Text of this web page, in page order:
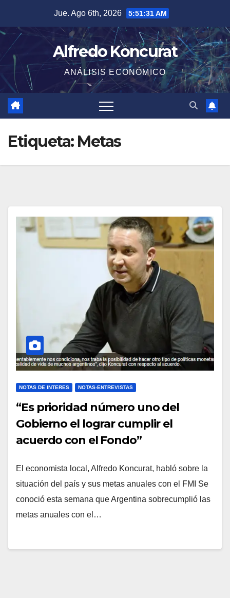
contenido
Jue. Ago 6th, 2026 5:51:31 AM
Alfredo Koncurat
ANÁLISIS ECONÓMICO
Etiqueta: Metas
NOTAS DE INTERES NOTAS-ENTREVISTAS
“Es prioridad número uno del
Gobierno el lograr cumplir el
acuerdo con el Fondo”
El economista local, Alfredo Koncurat, habló sobre la
situación del país y sus metas anuales con el FMI Se
conoció esta semana que Argentina sobrecumplió las
metas anuales con el…